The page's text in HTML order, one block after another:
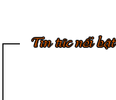
Tin tức nổi bật